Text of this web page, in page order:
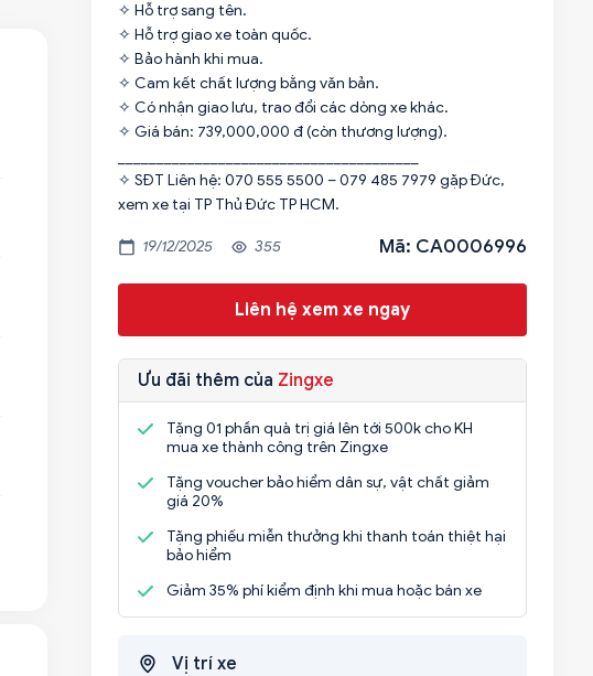
✧ Hỗ trợ sang tên.
✧ Hỗ trợ giao xe toàn quốc.
✧ Bảo hành khi mua.
✧ Cam kết chất lượng bằng văn bản.
✧ Có nhận giao lưu, trao đổi các dòng xe khác.
✧ Giá bán: 739,000,000 đ (còn thương lượng).
✧ SĐT Liên hệ: 070 555 5500 – 079 485 7979 gặp Đức,
19/12/2025 355 Mã: CA0006996
Liên hệ xem xe ngay
Ưu đãi thêm của Zingxe
Tặng 01 phần quà trị giá lên tới 500k cho KH
mua xe thành công trên Zingxe
Tặng voucher bảo hiểm dân sự, vật chất giảm
giá 20%
Tặng phiếu miễn thưởng khi thanh toán thiệt hại
bảo hiểm
Giảm 35% phí kiểm định khi mua hoặc bán xe
Vị trí xe